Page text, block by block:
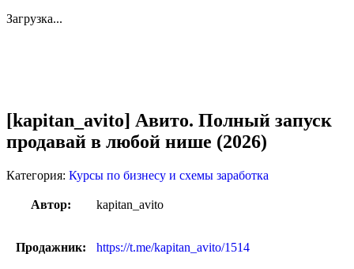
Загрузка...
[kapitan_avito] Авито. Полный запуск
продавай в любой нише (2026)
Категория: Курсы по бизнесу и схемы заработка
Автор: kapitan_avito
Продажник: https://t.me/kapitan_avito/1514